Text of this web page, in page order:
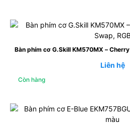
Bàn phím cơ G.Skill KM570MX –
Liên hệ
Còn hàng